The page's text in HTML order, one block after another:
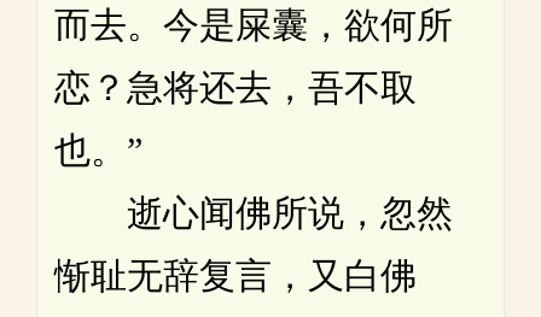
而去。今是屎囊，欲何所
恋？急将还去，吾不取
也。”
逝心闻佛所说，忽然
惭耻无辞复言，又白佛